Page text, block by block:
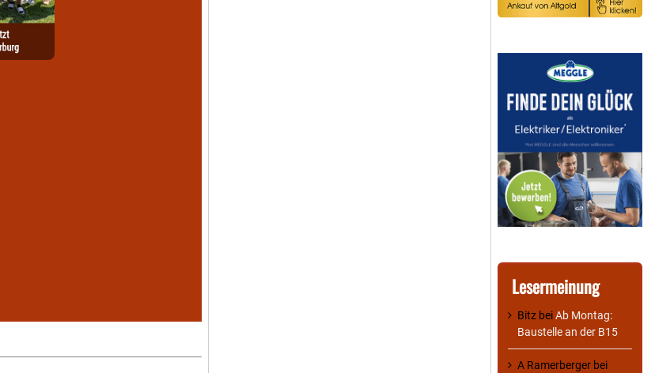
Lesermeinung
Bitz beiAb Montag:
Baustelle an der B15
A Ramerberger bei